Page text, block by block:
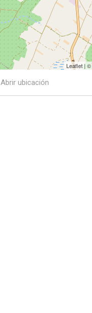
Leaflet | ©
Abrir ubicación